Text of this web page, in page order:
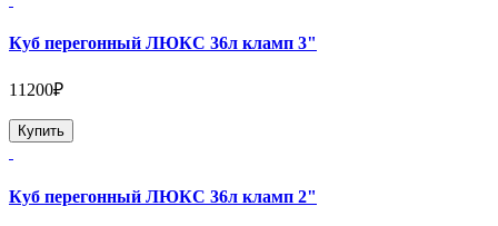
Куб перегонный ЛЮКС 36л кламп 3"
11200₽
Купить
Куб перегонный ЛЮКС 36л кламп 2"